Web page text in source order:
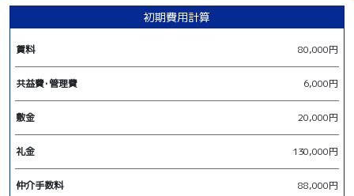
初期費用計算
賃料 80,000円
共益費･管理費 6,000円
敷金 20,000円
礼金 130,000円
仲介手数料 88,000円